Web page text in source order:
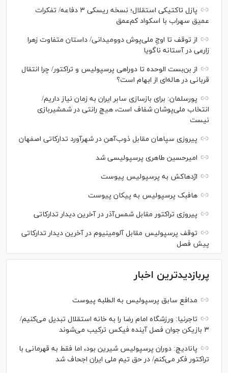
پازل تاکتیکی استقلال؛ نسخه ریسکی ۳ دفاعه/ تفکرات
عمیق سهراب با اسکواد کم‌عمق
از توقف تا اوجِ ملی‌پوش دوومیدانی/ داستان متفاوت زهرا
زارعی در آستانه ناگویا
از بن‌بست الوحده تا دوراهی پرسپولیس و تراکتور/ چرا انتقال
قربانی در هاله‌ای از ابهام است؟
پورسلمان: برای بازسازی سابر ایران به زمان نیاز داریم/
انتخاب ملی‌پوشان شفاف است، هیچ رانتی در شمشیربازی
نیست
پیروزی سپاهان مقابل ذوب‌آهن در شهرآورد تدارکاتی اصفهان
امیرحسین طاهری پرسپولیسی شد
اژدهاکش به پرسپولیس پیوست
هافبک پرسپولیس به پیکان پیوست
پیروزی تراکتور مقابل شمس‌آذر در آخرین دیدار تدارکاتی
توقف پرسپولیس مقابل آلومینیوم در آخرین دیدار تدارکاتی
پیش فصل
پربازدیدترین اخبار
مدافع سابق پرسپولیس به الطلبه پیوست
تاجرنیا: ورزشگاه امام رضا را به خانه استقلال تبدیل می‌کنیم/
۳ بازیکن جوان فصل آینده فیکس ترکیب می‌شوند
پانادیچ: دوران پرسپولیس شیرین بود، اما فقط به قهرمانی با
تراکتور فکر می‌کنم/ در حق تیم ملی ایران اجحاف شد